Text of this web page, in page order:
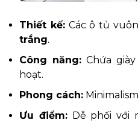
Thiết kế:Các ô tủ
trắng.
Công năng:Chứa giày
hoạt.
Phong cách:
Ưu điểm:Dễ phối với